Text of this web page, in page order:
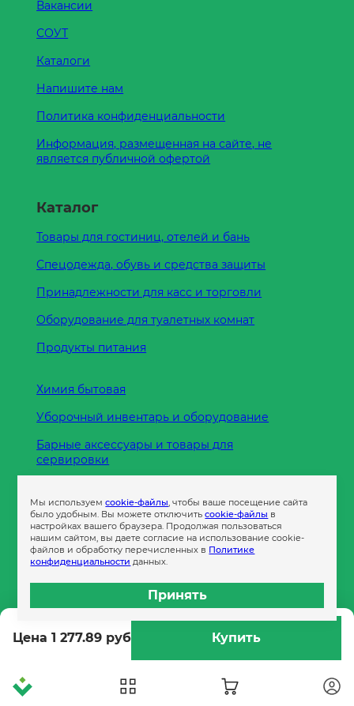
Цена 1 277.89 руб Купить
Вакансии
СОУТ
Каталоги
Напишите нам
Политика конфиденциальности
Информация, размещенная на сайте, не
является публичной офертой
Каталог
Товары для гостиниц, отелей и бань
Спецодежда, обувь и средства защиты
Принадлежности для касс и торговли
Оборудование для туалетных комнат
Продукты питания
Химия бытовая
Уборочный инвентарь и оборудование
Барные аксессуары и товары для
сервировки
Пленка
Пакеты и сумки
Контейнеры
Бумага офисная
Гигиеническая продукция
Мы используемcookie-файлы, чтобы ваше посещение сайта
было удобным. Вы можете отключитьcookie-файлы в
настройках вашего браузера. Продолжая пользоваться
нашим сайтом, вы даете согласие на использование cookie-
файлов и обработку перечисленных в Политике
конфиденциальности данных.
Принять